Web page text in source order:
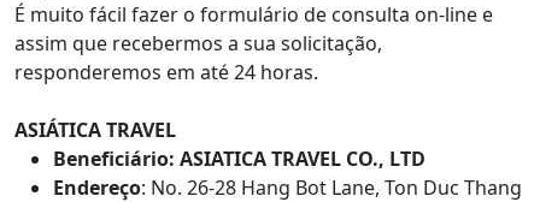
É muito fácil fazer o formulário de consulta on-line e
assim que recebermos a sua solicitação,
responderemos em até 24 horas.
ASIÁTICA TRAVEL
Beneficiário: ASIATICA TRAVEL CO., LTD
Endereço: No. 26-28 Hang Bot Lane, Ton Duc Thang